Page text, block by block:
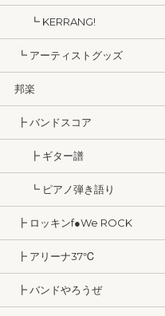
┗ KERRANG!
┗ アーティストグッズ
邦楽
┣ バンドスコア
┣ ギター譜
┗ ピアノ弾き語り
┣ ロッキンf●We ROCK
┣ アリーナ37℃
┣ バンドやろうぜ